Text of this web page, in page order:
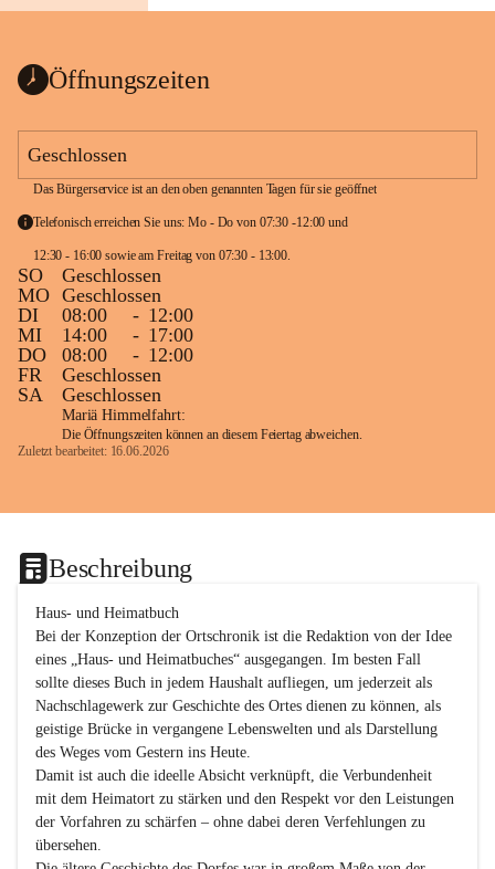
Öffnungszeiten
Geschlossen
Das Bürgerservice ist an den oben genannten Tagen für sie geöffnet
Telefonisch erreichen Sie uns: Mo - Do von 07:30 -12:00 und
SO
Geschlossen
MO Geschlossen
DI
08:00 - 12:00
MI
14:00 - 17:00
DO
08:00 - 12:00
FR
Geschlossen
SA
Geschlossen
Mariä Himmelfahrt:
Die Öffnungszeiten können an diesem Feiertag abweichen.
Zuletzt bearbeitet: 16.06.2026
Beschreibung
Haus- und Heimatbuch
Bei der Konzeption der Ortschronik ist die Redaktion von der Idee
eines „Haus- und Heimatbuches“ ausgegangen. Im besten Fall
sollte dieses Buch in jedem Haushalt aufliegen, um jederzeit als
Nachschlagewerk zur Geschichte des Ortes dienen zu können, als
geistige Brücke in vergangene Lebenswelten und als Darstellung
des Weges vom Gestern ins Heute.
Damit ist auch die ideelle Absicht verknüpft, die Verbundenheit
mit dem Heimatort zu stärken und den Respekt vor den Leistungen
der Vorfahren zu schärfen – ohne dabei deren Verfehlungen zu
übersehen.